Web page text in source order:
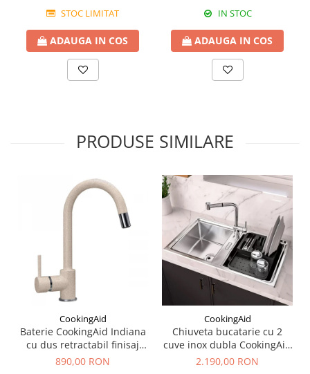
STOC LIMITAT
ADAUGA IN COS
IN STOC
ADAUGA IN COS
PRODUSE SIMILARE
CookingAid
Baterie CookingAid Indiana
cu dus retractabil finisaj
granit Bej Pigmentat /
890,00 RON
CookingAid
Chiuveta bucatarie cu 2
cuve inox dubla CookingAid
FUSION 86BB
2.190,00 RON